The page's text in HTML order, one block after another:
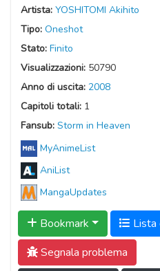
Artista: YOSHITOMI Akihito
Tipo: Oneshot
Stato: Finito
Visualizzazioni: 50790
Anno di uscita: 2008
Capitoli totali: 1
Fansub: Storm in Heaven
MyAnimeList
AniList
MangaUpdates
Bookmark
Lista
Segnala problema